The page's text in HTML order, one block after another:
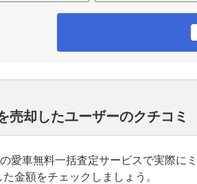
売却したユーザーのクチコミ
愛車無料一括査定サービスで実際に
金額をチェックしましょう。